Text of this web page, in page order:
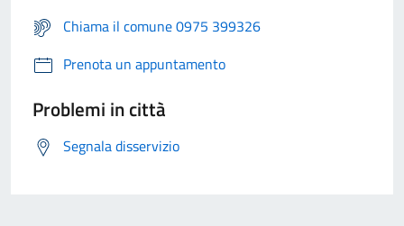
Chiama il comune 0975 399326
Prenota un appuntamento
Problemi in città
Segnala disservizio